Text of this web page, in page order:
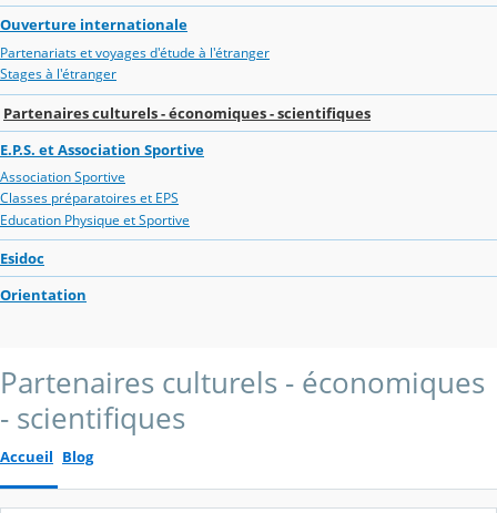
Ouverture internationale
Partenariats et voyages d'étude à l'étranger
Stages à l'étranger
Partenaires culturels - économiques - scientifiques
E.P.S. et Association Sportive
Association Sportive
Classes préparatoires et EPS
Education Physique et Sportive
Esidoc
Orientation
Partenaires culturels - économiques
- scientifiques
Accueil Blog